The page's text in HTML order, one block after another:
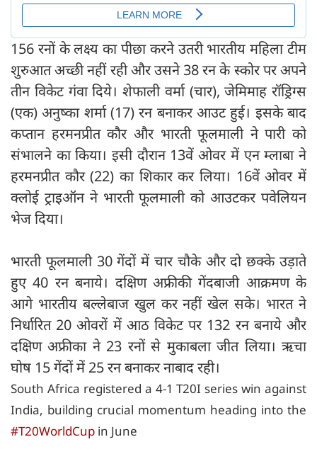
156 रनों के लक्ष्य का पीछा करने उतरी भारतीय महिला टीम
शुरुआत अच्छी नहीं रही और उसने 38 रन के स्कोर पर अपने
तीन विकेट गंवा दिये। शेफाली वर्मा (चार), जेमिमाह रॉड्रिग्स
(एक) अनुष्का शर्मा (17) रन बनाकर आउट हुई। इसके बाद
कप्तान हरमनप्रीत कौर और भारती फूलमाली ने पारी को
संभालने का किया। इसी दौरान 13वें ओवर में एन म्लाबा ने
हरमनप्रीत कौर (22) का शिकार कर लिया। 16वें ओवर में
क्लोई ट्राइऑन ने भारती फूलमाली को आउटकर पवेलियन
भेज दिया।
भारती फूलमाली 30 गेंदों में चार चौके और दो छक्के उड़ाते
हुए 40 रन बनाये। दक्षिण अफ्रीकी गेंदबाजी आक्रमण के
आगे भारतीय बल्लेबाज खुल कर नहीं खेल सके। भारत ने
निर्धारित 20 ओवरों में आठ विकेट पर 132 रन बनाये और
दक्षिण अफ्रीका ने 23 रनों से मुकाबला जीत लिया। ऋचा
घोष 15 गेंदों में 25 रन बनाकर नाबाद रही।
South Africa registered a 4-1 T20I series win against
India, building crucial momentum heading into the
#T20WorldCup in June